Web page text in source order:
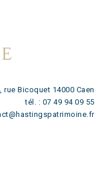
rue Bicoquet 14000 Caen
tél. : 07 49 94 09 55